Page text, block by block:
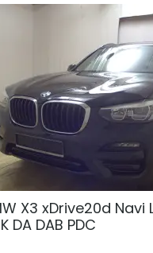
X3 xDrive20d Navi
DA DAB PDC